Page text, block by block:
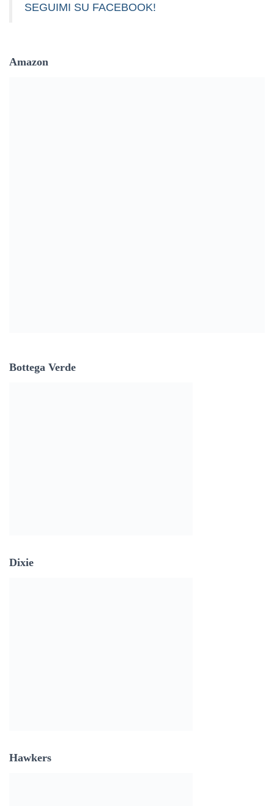
SEGUIMI SU FACEBOOK!
Amazon
Bottega Verde
Dixie
Hawkers